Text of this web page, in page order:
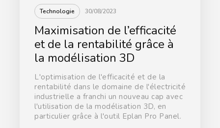
Technologie 30/08/2023
Maximisation de l’efficacité
et de la rentabilité grâce à
la modélisation 3D
L'optimisation de l'efficacité et de la
rentabilité dans le domaine de l'électricité
industrielle a franchi un nouveau cap avec
l'utilisation de la modélisation 3D, en
particulier grâce à l'outil Eplan Pro Panel.